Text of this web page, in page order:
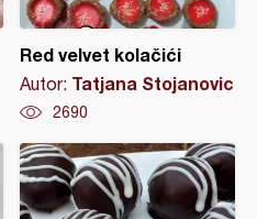
Red velvet kolačići
Autor: Tatjana Stojanovic
2690